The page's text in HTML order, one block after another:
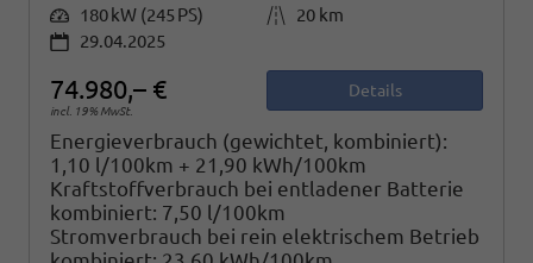
Leistung 180 kW (245 PS) Kilometerstand
20 km
29.04.2025
74.980,– €
incl. 19% MwSt.
Details
Energieverbrauch (gewichtet, kombiniert):
1,10 l/100km + 21,90 kWh/100km
Kraftstoffverbrauch bei entladener Batterie
kombiniert: 7,50 l/100km
Stromverbrauch bei rein elektrischem Betrieb